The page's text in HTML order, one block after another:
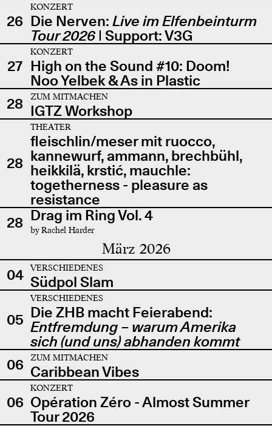
26
KONZERT
Die Nerven: Live im Elfenbeinturm
Tour 2026| Support: V3G
27
KONZERT
High on the Sound #10: Doom!
Noo Yelbek & As in Plastic
28
ZUM MITMACHEN
IGTZ Workshop
28
THEATER
fleischlin/meser mit ruocco,
kannewurf, ammann, brechbühl,
heikkilä, krstić, mauchle:
togetherness - pleasure as
resistance
28 Drag im Ring Vol. 4
by Rachel Harder
März 2026
04 VERSCHIEDENES
Südpol Slam
05
VERSCHIEDENES
Die ZHB macht Feierabend:
Entfremdung – warum Amerika
sich (und uns) abhanden kommt
06
ZUM MITMACHEN
Caribbean Vibes
06
KONZERT
Opération Zéro - Almost Summer
Tour 2026